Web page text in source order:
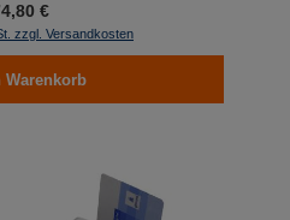
€
zzgl. Versandkosten
Warenkorb